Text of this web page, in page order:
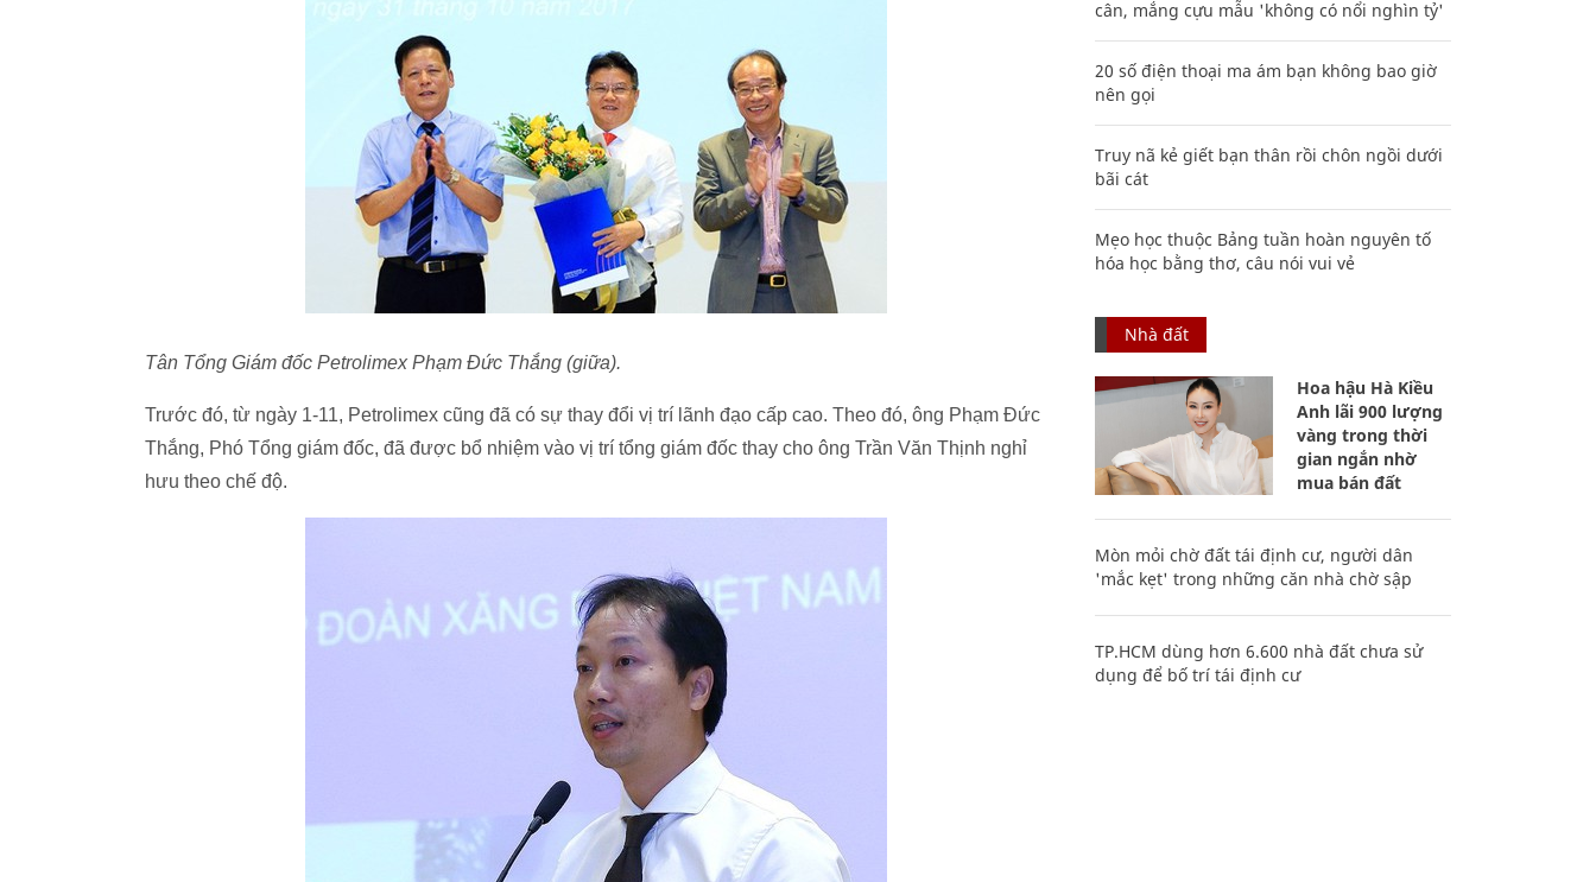
Tân Tổng Giám đốc Petrolimex Phạm Đức Thắng (giữa).
Trước đó, từ ngày 1-11, Petrolimex cũng đã có sự thay đổi vị trí lãnh đạo cấp cao. Theo đó, ông Phạm Đức
Thắng, Phó Tổng giám đốc, đã được bổ nhiệm vào vị trí tổng giám đốc thay cho ông Trần Văn Thịnh nghỉ
hưu theo chế độ.
cân, mắng cựu mẫu 'không có nổi nghìn tỷ'
20 số điện thoại ma ám bạn không bao giờ
nên gọi
Truy nã kẻ giết bạn thân rồi chôn ngồi dưới
bãi cát
Mẹo học thuộc Bảng tuần hoàn nguyên tố
hóa học bằng thơ, câu nói vui vẻ
Nhà đất
Hoa hậu Hà Kiều
Anh lãi 900 lượng
vàng trong thời
gian ngắn nhờ
mua bán đất
Mòn mỏi chờ đất tái định cư, người dân
'mắc kẹt' trong những căn nhà chờ sập
TP.HCM dùng hơn 6.600 nhà đất chưa sử
dụng để bố trí tái định cư